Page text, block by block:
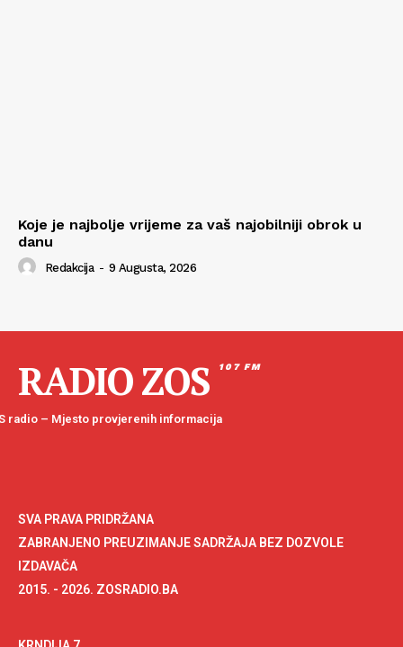
Koje je najbolje vrijeme za vaš najobilniji obrok u
danu
Redakcija - 9 Augusta, 2026
RADIO ZOS 107 FM
radio – Mjesto provjerenih informacija
SVA PRAVA PRIDRŽANA
ZABRANJENO PREUZIMANJE SADRŽAJA BEZ DOZVOLE
IZDAVAČA
2015. - 2026. ZOSRADIO.BA